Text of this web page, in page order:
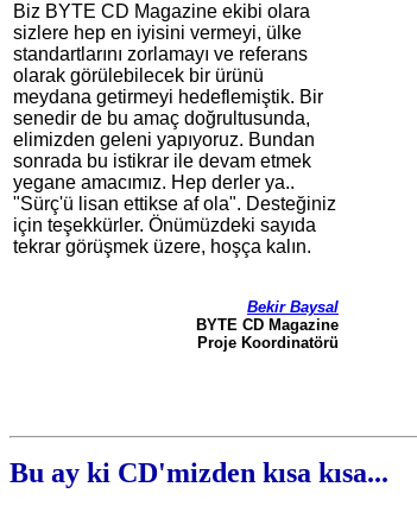
Biz BYTE CD Magazine ekibi olara
sizlere hep en iyisini vermeyi, ülke
standartlarını zorlamayı ve referans
olarak görülebilecek bir ürünü
meydana getirmeyi hedeflemiştik. Bir
senedir de bu amaç doğrultusunda,
elimizden geleni yapıyoruz. Bundan
sonrada bu istikrar ile devam etmek
yegane amacımız. Hep derler ya..
"Sürç'ü lisan ettikse af ola". Desteğiniz
için teşekkürler. Önümüzdeki sayıda
tekrar görüşmek üzere, hoşça kalın.
Bekir Baysal
BYTE CD Magazine
Proje Koordinatörü
Bu ay ki CD'mizden kısa kısa...